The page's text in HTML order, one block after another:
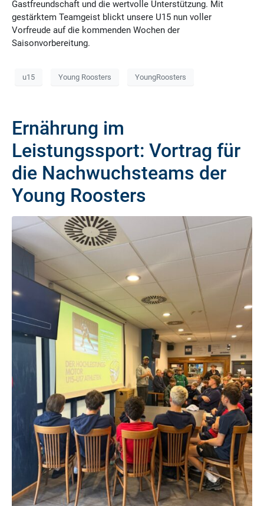
Gastfreundschaft und die wertvolle Unterstützung. Mit
gestärktem Teamgeist blickt unsere U15 nun voller
Vorfreude auf die kommenden Wochen der
Saisonvorbereitung.
u15 Young Roosters YoungRoosters
Ernährung im
Leistungssport: Vortrag für
die Nachwuchsteams der
Young Roosters